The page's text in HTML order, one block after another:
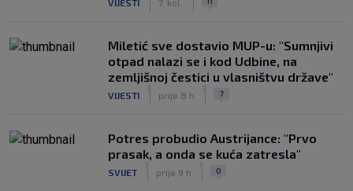
Miletić sve dostavio MUP-u: "Sumnjivi
otpad nalazi se i kod Udbine, na
zemljišnoj čestici u vlasništvu države"
VIJESTI prije 8 h 7
Potres probudio Austrijance: "Prvo
prasak, a onda se kuća zatresla"
SVIJET prije 9 h 0